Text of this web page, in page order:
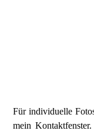
Für individuelle
mein